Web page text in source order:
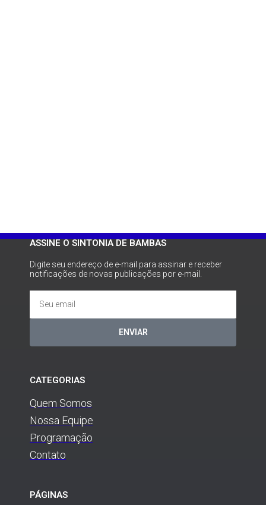
ASSINE O SINTONIA DE BAMBAS
Digite seu endereço de e-mail para assinar e receber
notificações de novas publicações por e-mail.
ENVIAR
CATEGORIAS
Quem Somos
Nossa Equipe
Programação
Contato
PÁGINAS